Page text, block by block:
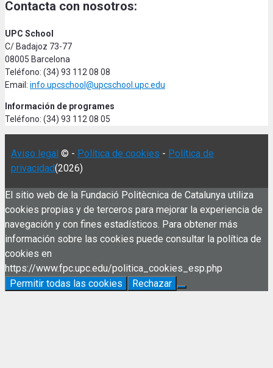
Contacta con nosotros:
UPC School
C/ Badajoz 73-77
08005 Barcelona
Teléfono: (34) 93 112 08 08
Email: info.upcschool@upcschool.upc.edu
Información de programes
Teléfono: (34) 93 112 08 05
Aviso legal © - Política de cookies - Política de
privacidad(2026)
El sitio web de la Fundació Politècnica de Catalunya utiliza
cookies propias y de terceros para mejorar la experiencia de
navegación y con fines estadísticos. Para obtener más
información sobre las cookies puede consultar la política de
cookies en
https://www.fpc.upc.edu/politica_cookies_esp.php
Permitir todas las cookies
Rechazar